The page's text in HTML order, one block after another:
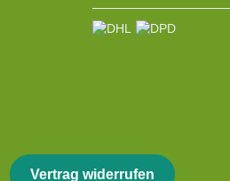
Vertrag widerrufen